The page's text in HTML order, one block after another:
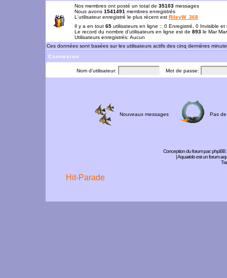
Nos membres ont posté un total de 35103 messages
Nous avons 1541491 membres enregistrés
L'utilisateur enregistré le plus récent est RileyW_368
Il y a en tout 65 utilisateurs en ligne :: 0 Enregistré, 0 Invisible
Le record du nombre d'utilisateurs en ligne est de 893 le Mar
Utilisateurs enregistrés: Aucun
Ces données sont basées sur les utilisateurs actifs des cinq dernières
Connexion
Nom d'utilisateur: Mot de passe:
Nouveaux messages Pas
Conception du forum par:phpBB
| Aquariolo est un forum